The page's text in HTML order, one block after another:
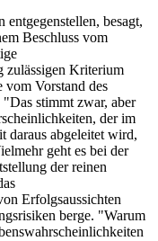
besagt,
Beschluss vom
zulässigen Kriterium
vom Vorstand des
stimmt zwar, aber
der im
daraus abgeleitet wird,
geht es bei der
der reinen
Erfolgsaussichten
berge. "Warum